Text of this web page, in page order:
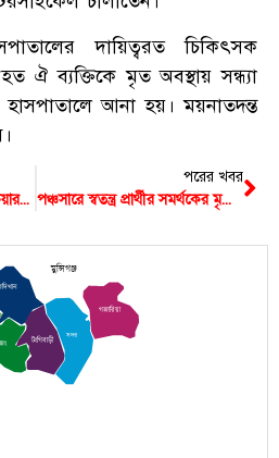
দায়িত্বরত চিকিৎসক
ঐ ব্যক্তিকে মৃত অবস্থায় সন্ধ্যা
আনা হয়। ময়নাতদন্ত
মুন্সিগঞ্জ সদরের ৯ ইউনিয়নে চেয়ারম্যান পদে বিজয়ী হলেন যারা
পরের খবর
পঞ্চসারে স্বতন্ত্র প্রার্থীর সমর্থকের মৃত্যু, বাড়িঘরে হামলা-লুটের অভিযোগ
টংগিবাড়ী
সদর
গজারিয়া
মুন্সিগঞ্জ